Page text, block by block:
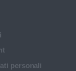
personali